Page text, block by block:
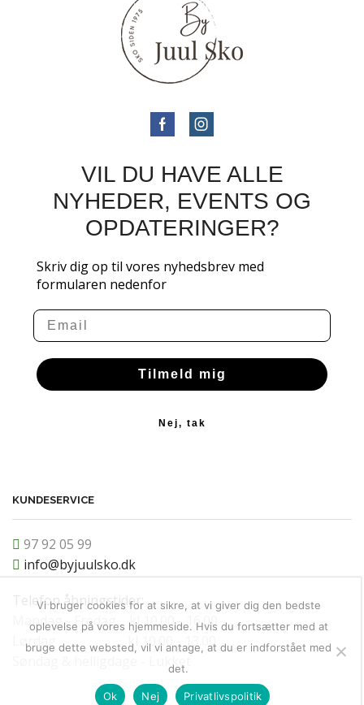
VIL DU HAVE ALLE
NYHEDER, EVENTS OG
OPDATERINGER?
Skriv dig op til vores nyhedsbrev med
formularen nedenfor
Email
Tilmeld mig
Nej, tak
KUNDESERVICE
97 92 05 99
info@byjuulsko.dk
Telefon åbningstider:
Mandag - Fredag kl 10.00 - 16.00
Lørdag kl 10.00 - 13.00
Søndag & helligdage - Lukket
Vi bruger cookies for at sikre, at vi giver dig den bedste
oplevelse på vores hjemmeside. Hvis du fortsætter med at
bruge dette websted, vil vi antage, at du er indforstået med
det.
Ok Nej Privatlivspolitik